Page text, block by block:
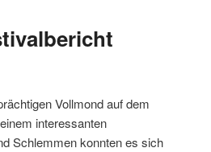
Vollmond auf dem
interessanten
Schlemmen konnten es sich